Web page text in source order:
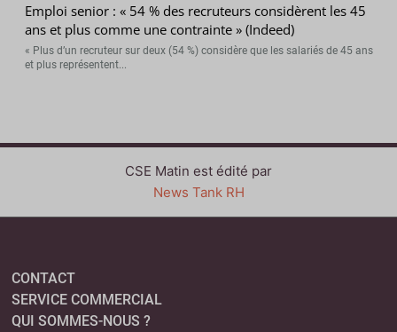
Emploi senior : « 54 % des recruteurs considèrent les 45
ans et plus comme une contrainte » (Indeed)
« Plus d’un recruteur sur deux (54 %) considère que les salariés de 45 ans
et plus représentent...
CSE Matin est édité par
News Tank RH
CONTACT
SERVICE COMMERCIAL
QUI SOMMES-NOUS ?